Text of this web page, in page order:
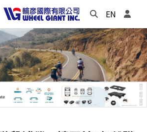
EN